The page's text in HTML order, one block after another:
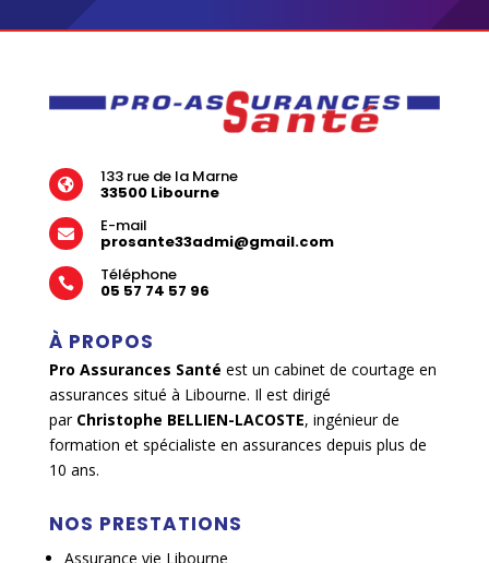
p
l
m
e
t
a
i
r
e
s
a
n
t
é
A
s
s
u
r
a
 133 rue de la Marne
33500 Libourne
 E-mail
prosante33admi@gmail.com
 Téléphone
05 57 74 57 96
À PROPOS
Pro Assurances Santé est un cabinet de courtage en
assurances situé à Libourne. Il est dirigé
par Christophe BELLIEN-LACOSTE, ingénieur de
formation et spécialiste en assurances depuis plus de
10 ans.
NOS PRESTATIONS
Assurance vie Libourne